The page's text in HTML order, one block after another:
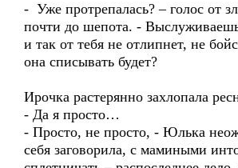
- Уже протрепалась? – голос от
почти до шепота. -
и так от тебя не отлипнет, не
она списывать будет?
Ирочка растерянно захлопала
- Да я просто…
- Просто, не просто, - Юлька
себя заговорила, с мамиными